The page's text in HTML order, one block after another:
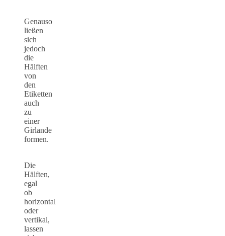
Genauso
ließen
sich
jedoch
die
Hälften
von
den
Etiketten
auch
zu
einer
Girlande
formen.
Die
Hälften,
egal
ob
horizontal
oder
vertikal,
lassen